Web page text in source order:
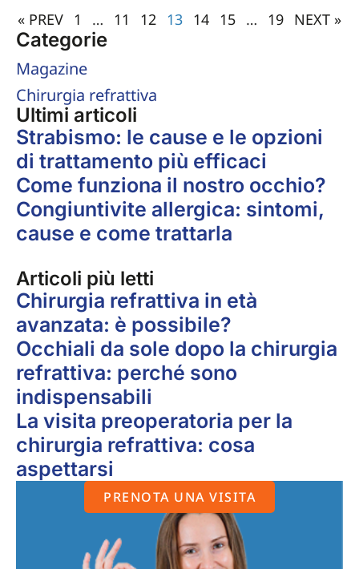
« PREV 1 … 11 12 13 14 15 … 19 NEXT »
Categorie
Magazine
Chirurgia refrattiva
Ultimi articoli
Strabismo: le cause e le opzioni
di trattamento più efficaci
Come funziona il nostro occhio?
Congiuntivite allergica: sintomi,
cause e come trattarla
Articoli più letti
Chirurgia refrattiva in età
avanzata: è possibile?
Occhiali da sole dopo la chirurgia
refrattiva: perché sono
indispensabili
La visita preoperatoria per la
chirurgia refrattiva: cosa
aspettarsi
PRENOTA UNA VISITA